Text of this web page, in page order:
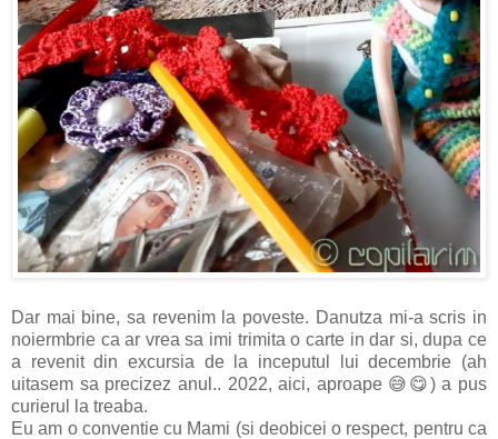
Dar mai bine, sa revenim la poveste. Danutza mi-a scris in
noiermbrie ca ar vrea sa imi trimita o carte in dar si, dupa ce
a revenit din excursia de la inceputul lui decembrie (ah
uitasem sa precizez anul.. 2022, aici, aproape 😅😋) a pus
curierul la treaba.
Eu am o conventie cu Mami (si deobicei o respect, pentru ca